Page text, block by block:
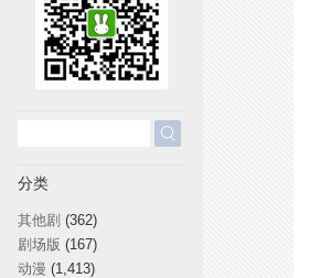
分类
其他剧 (362)
剧场版 (167)
动漫 (1,413)